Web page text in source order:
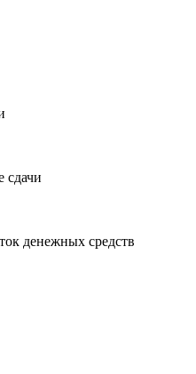
сдачи
денежных средств